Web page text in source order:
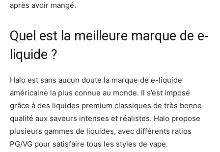
après avoir mangé.
Quel est la meilleure marque de e-
liquide ?
Halo est sans aucun doute la marque de e-liquide
américaine la plus connue au monde. Il s’est imposé
grâce à des liquides premium classiques de très bonne
qualité aux saveurs intenses et réalistes. Halo propose
plusieurs gammes de liquides, avec différents ratios
PG/VG pour satisfaire tous les styles de vape.